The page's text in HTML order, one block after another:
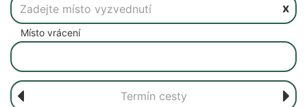
x
Místo vrácení